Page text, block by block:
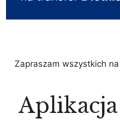
Zapraszam wszystkich